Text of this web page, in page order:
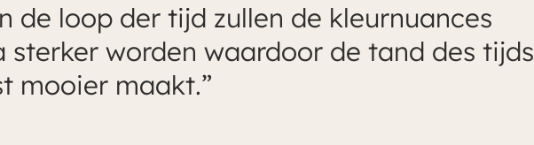
de loop der tijd zullen de kleurnuances
sterker worden waardoor de tand des tijds
mooier maakt.